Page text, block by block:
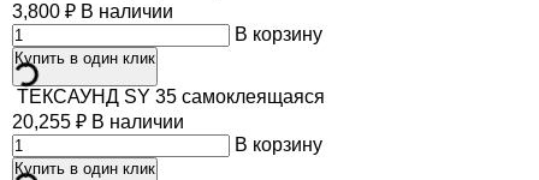
3,800 ₽ В наличии
В корзину
Купить в один клик
ТЕКСАУНД SY 35 самоклеящаяся
20,255 ₽ В наличии
В корзину
Купить в один клик